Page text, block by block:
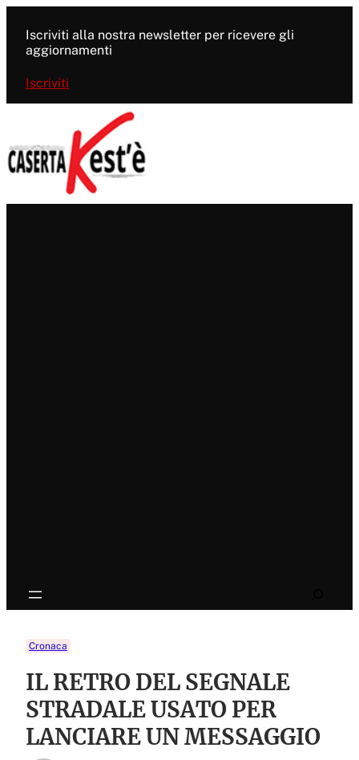
contenuto
Iscriviti alla nostra newsletter per ricevere gli
aggiornamenti
Iscriviti
Cronaca
IL RETRO DEL SEGNALE
STRADALE USATO PER
LANCIARE UN MESSAGGIO